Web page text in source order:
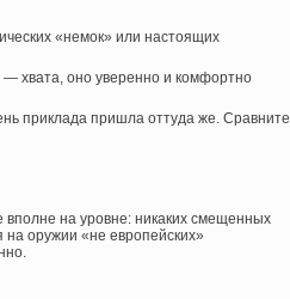
«немок» или настоящих
— хвата, оно уверенно и комфортно
приклада пришла оттуда же. Сравните
на уровне: никаких смещенных
на оружии «не европейских»